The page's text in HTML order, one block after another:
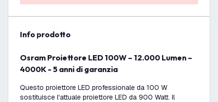
info prodotto
Osram Proiettore LED 100W – 12.000 Lumen –
4000K - 5 anni di garanzia
Questo proiettore LED professionale da 100 W
sostituisce l'attuale proiettore LED da 900 Watt. Il